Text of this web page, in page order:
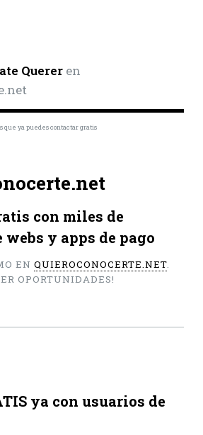
Quereren
que ya puedes contactar gratis
con miles de
webs y apps de pago
EN QUIEROCONOCERTE.NET.
OPORTUNIDADES!
ya con usuarios de